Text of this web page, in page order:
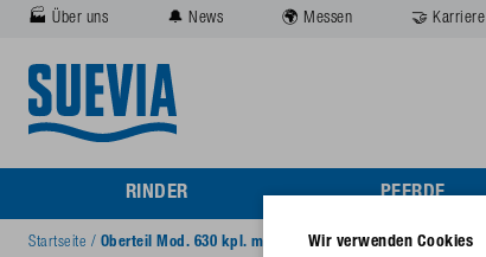
🏭 Über uns 🔔 News 🌍 Messen 🤝 Karriere
RINDER PFERDE
Startseite / Oberteil Mod. 630 kpl. mit SterngriffWir verwenden Cookies